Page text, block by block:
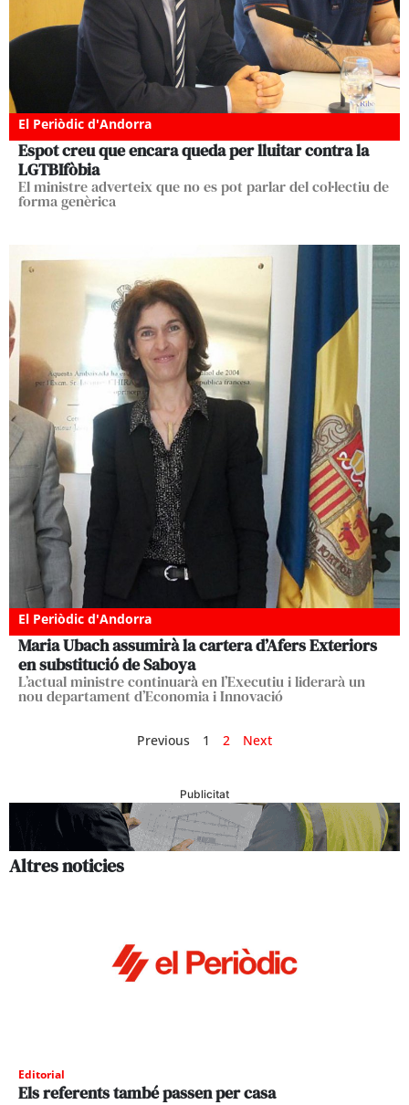
El Periòdic d'Andorra
Espot creu que encara queda per lluitar contra la
LGTBIfòbia
El ministre adverteix que no es pot parlar del col·lectiu de
forma genèrica
El Periòdic d'Andorra
Maria Ubach assumirà la cartera d’Afers Exteriors
en substitució de Saboya
L’actual ministre continuarà en l’Executiu i liderarà un
nou departament d’Economia i Innovació
Previous 1 2 Next
Publicitat
Altres noticies
Editorial
Els referents també passen per casa